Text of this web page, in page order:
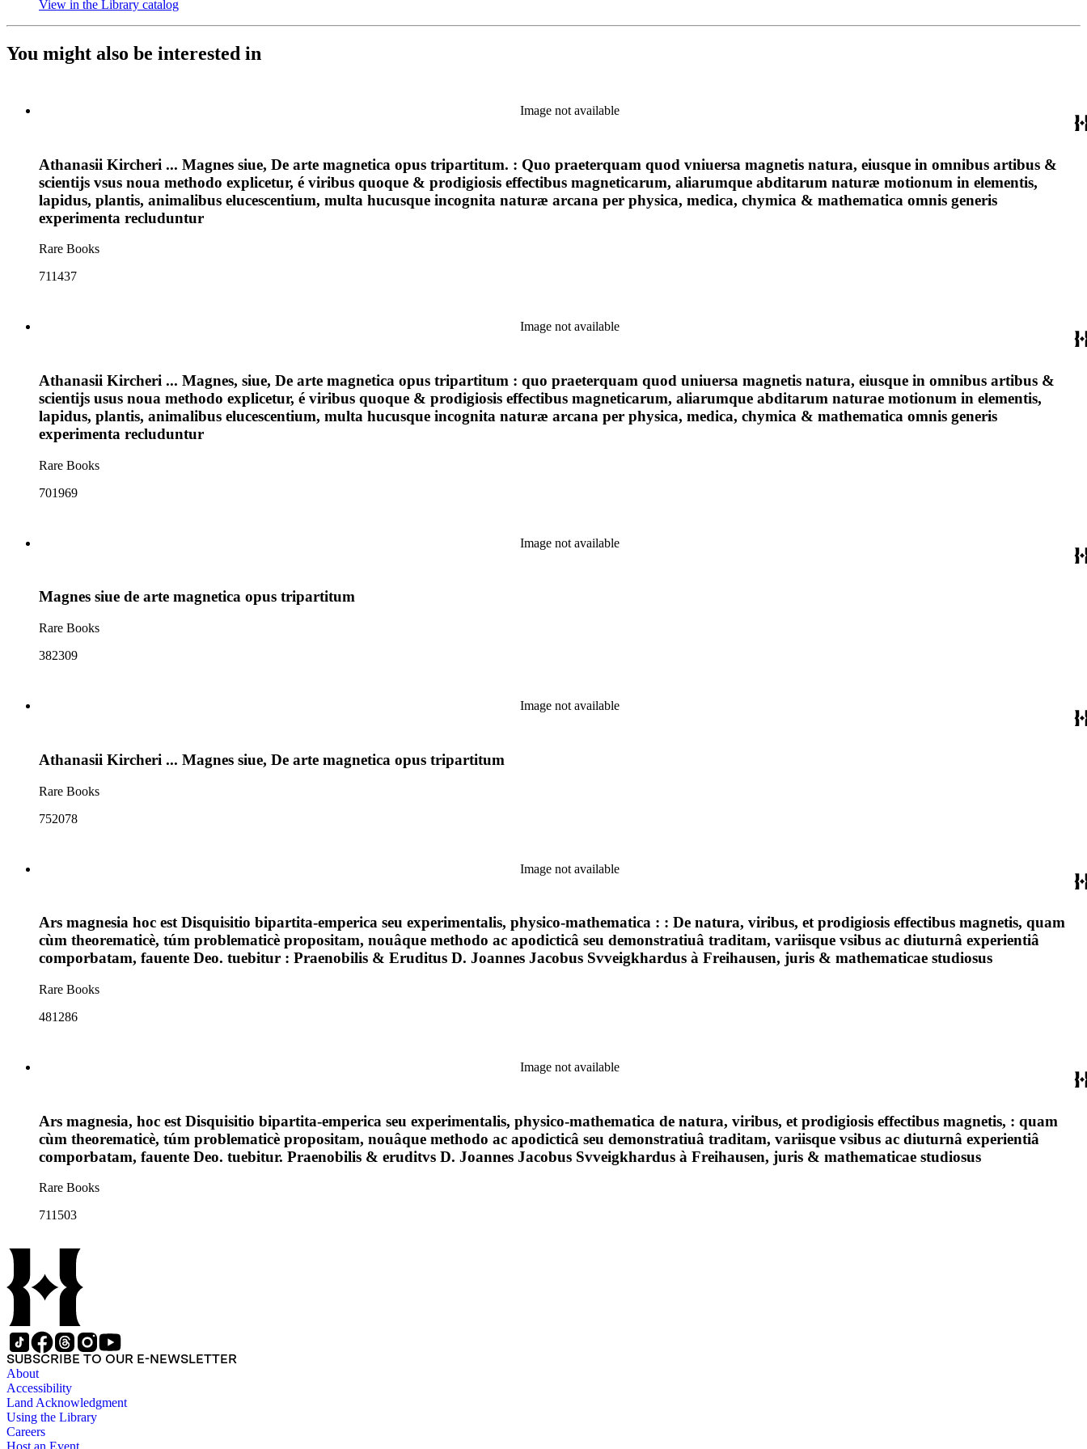
View in the Library catalog
You might also be interested in
Image not available
Athanasii Kircheri ... Magnes siue, De arte magnetica opus tripartitum. : Quo praeterquam quod vniuersa magnetis natura, eiusque in omnibus artibus &
scientijs vsus noua methodo explicetur, é viribus quoque & prodigiosis effectibus magneticarum, aliarumque abditarum naturæ motionum in elementis,
lapidus, plantis, animalibus elucescentium, multa hucusque incognita naturæ arcana per physica, medica, chymica & mathematica omnis generis
experimenta recluduntur
Rare Books
711437
Image not available
Athanasii Kircheri ... Magnes, siue, De arte magnetica opus tripartitum : quo praeterquam quod uniuersa magnetis natura, eiusque in omnibus artibus &
scientijs usus noua methodo explicetur, é viribus quoque & prodigiosis effectibus magneticarum, aliarumque abditarum naturae motionum in elementis,
lapidus, plantis, animalibus elucescentium, multa hucusque incognita naturæ arcana per physica, medica, chymica & mathematica omnis generis
experimenta recluduntur
Rare Books
701969
Image not available
Magnes siue de arte magnetica opus tripartitum
Rare Books
382309
Image not available
Athanasii Kircheri ... Magnes siue, De arte magnetica opus tripartitum
Rare Books
752078
Image not available
Ars magnesia hoc est Disquisitio bipartita-emperica seu experimentalis, physico-mathematica : : De natura, viribus, et prodigiosis effectibus magnetis, quam
cùm theorematicè, túm problematicè propositam, nouâque methodo ac apodicticâ seu demonstratiuâ traditam, variisque vsibus ac diuturnâ experientiâ
comporbatam, fauente Deo. tuebitur : Praenobilis & Eruditus D. Joannes Jacobus Svveigkhardus à Freihausen, juris & mathematicae studiosus
Rare Books
481286
Image not available
Ars magnesia, hoc est Disquisitio bipartita-emperica seu experimentalis, physico-mathematica de natura, viribus, et prodigiosis effectibus magnetis, : quam
cùm theorematicè, túm problematicè propositam, nouâque methodo ac apodicticâ seu demonstratiuâ traditam, variisque vsibus ac diuturnâ experientiâ
comporbatam, fauente Deo. tuebitur. Praenobilis & eruditvs D. Joannes Jacobus Svveigkhardus à Freihausen, juris & mathematicae studiosus
Rare Books
711503
SUBSCRIBE TO OUR E-NEWSLETTER
About
Accessibility
Land Acknowledgment
Using the Library
Careers